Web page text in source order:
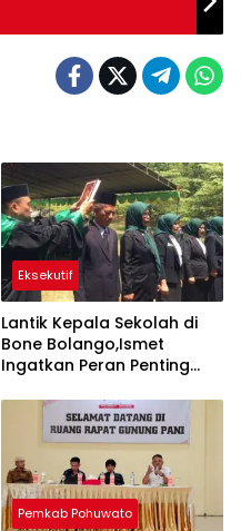
Eksekutif
Lantik Kepala Sekolah di
Bone Bolango,Ismet
Ingatkan Peran Penting
Stunting
Pemkab Pohuwato